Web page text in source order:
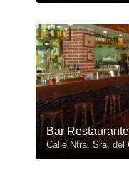
Bar
Calle Ntra. Sra. del